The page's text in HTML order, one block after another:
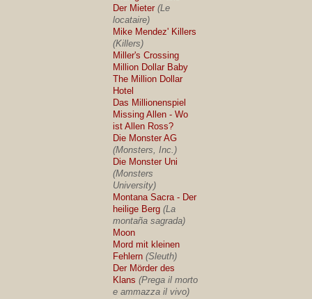
Der Mieter (Le
locataire)
Mike Mendez' Killers
(Killers)
Miller's Crossing
Million Dollar Baby
The Million Dollar
Hotel
Das Millionenspiel
Missing Allen - Wo
ist Allen Ross?
Die Monster AG
(Monsters, Inc.)
Die Monster Uni
(Monsters
University)
Montana Sacra - Der
heilige Berg (La
montaña sagrada)
Moon
Mord mit kleinen
Fehlern (Sleuth)
Der Mörder des
Klans (Prega il morto
e ammazza il vivo)